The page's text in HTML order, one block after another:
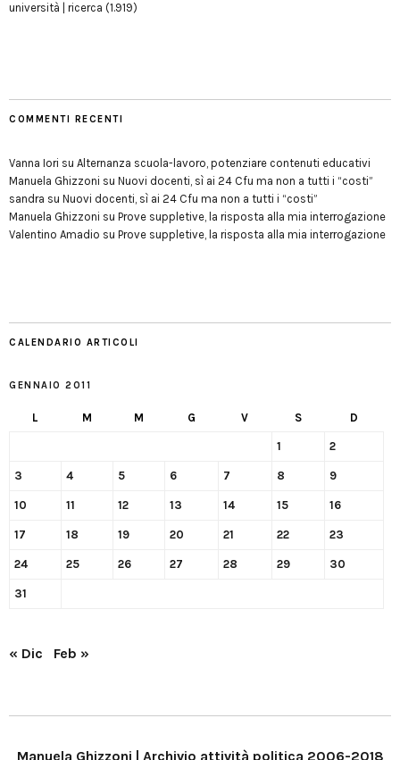
università | ricerca (1.919)
COMMENTI RECENTI
Vanna Iori su Alternanza scuola-lavoro, potenziare contenuti educativi
Manuela Ghizzoni su Nuovi docenti, sì ai 24 Cfu ma non a tutti i “costi”
sandra su Nuovi docenti, sì ai 24 Cfu ma non a tutti i “costi”
Manuela Ghizzoni su Prove suppletive, la risposta alla mia interrogazione
Valentino Amadio su Prove suppletive, la risposta alla mia interrogazione
CALENDARIO ARTICOLI
GENNAIO 2011
L M M G V S D
1 2
3 4 5 6 7 8 9
10 11 12 13 14 15 16
17 18 19 20 21 22 23
24 25 26 27 28 29 30
31
« Dic Feb »
Manuela Ghizzoni | Archivio attività politica 2006-2018